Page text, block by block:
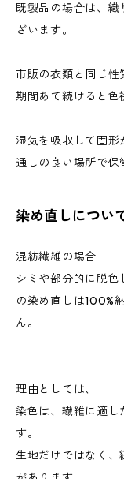
既製品の場合は、織
ざいます。
市販の衣類と同じ性
期間あて続けると色
湿気を吸収して固
通しの良い場所で保
染め直しについ
混紡繊維の場合
シミや部分的に脱色
の染め直しは100%
ん。
理由としては、
染色は、繊維に適し
す。
生地だけではなく、